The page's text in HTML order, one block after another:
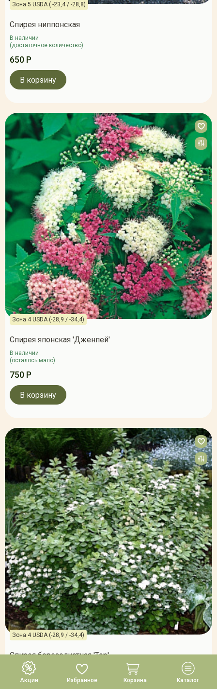
Акции Избранное Корзина Каталог
Зона 5 USDA ( -23,4 / -28,8)
Спирея ниппонская
В наличии
(достаточное количество)
650 Р
В корзину
Зона 4 USDA (-28,9 / -34,4)
Спирея японская 'Дженпей'
В наличии
(осталось мало)
750 Р
В корзину
Зона 4 USDA (-28,9 / -34,4)
Спирея березолистная 'Тор'
В наличии
(осталось мало)